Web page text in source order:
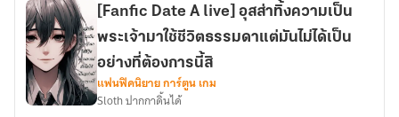
[Fanfic Date A live] อุสส่าทิ้งความเป็น
พระเจ้ามาใช้ชีวิตธรรมดาแต่มันไม่ได้เป็น
อย่างที่ต้องการนี้สิ
แฟนฟิคนิยาย การ์ตูน เกม
Sloth ปากกาดิ้นได้